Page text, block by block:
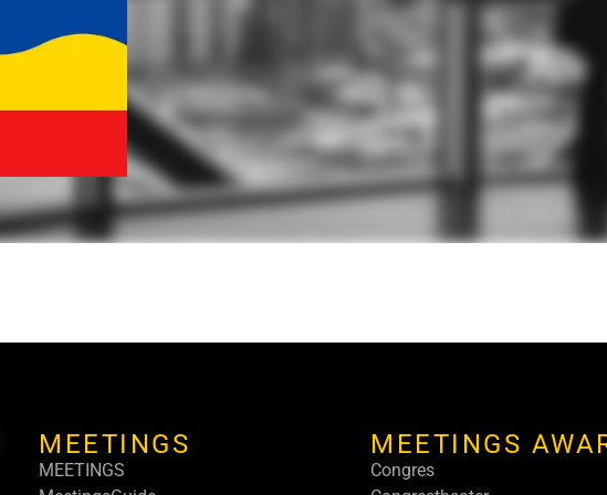
MEETINGS
MEETINGS
MEETINGS
Congres